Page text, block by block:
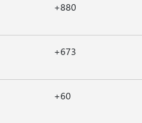
+880
+673
+60